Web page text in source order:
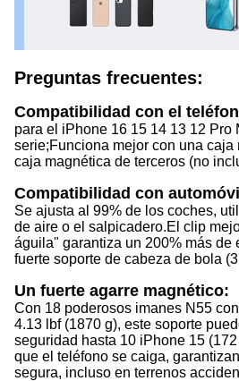
Preguntas frecuentes:
Compatibilidad con el
para el iPhone 16 15 14 13 12 Pro
serie;Funciona mejor con una
caja magnética de terceros (no
Compatibilidad con
Se ajusta al 99% de los coches,
de aire o el salpicadero.El clip
águila" garantiza un 200% más de
fuerte soporte de cabeza de bola
Un fuerte agarre magnético:
Con 18 poderosos imanes N55
4.13 lbf (1870 g), este soporte
seguridad hasta 10 iPhone 15
que el teléfono se caiga,
segura, incluso en terrenos